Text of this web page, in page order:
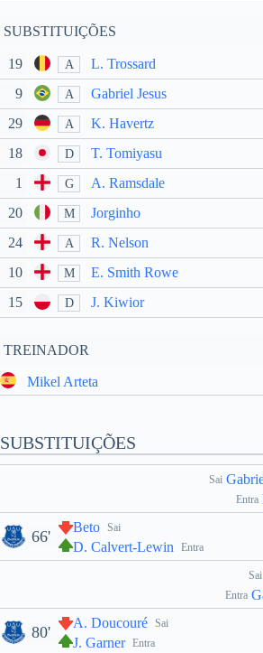
SUBSTITUIÇÕES
19 A L. Trossard
9 A Gabriel Jesus
29 A K. Havertz
18 D T. Tomiyasu
1 G
A. Ramsdale
20
M
Jorginho
24
A
R. Nelson
10
M
E. Smith Rowe
15
D J. Kiwior
TREINADOR
Mikel Arteta
SUBSTITUIÇÕES
Sai
Entra
Sai
Beto
Entra
D. Calvert-Lewin
66'
Sai
Entra
Sai
A. Doucouré
Entra
J. Garner
80'